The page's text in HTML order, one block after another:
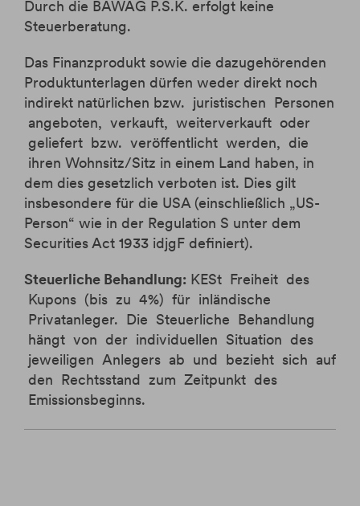
Durch die BAWAG P.S.K. erfolgt keine
Steuerberatung.
Das Finanzprodukt sowie die dazugehörenden
Produktunterlagen dürfen weder direkt noch
indirekt natürlichen bzw. juristischen Personen
angeboten, verkauft, weiterverkauft oder
geliefert bzw. veröffentlicht werden, die
ihren Wohnsitz/Sitz in einem Land haben, in
dem dies gesetzlich verboten ist. Dies gilt
insbesondere für die USA (einschließlich „US­
Person“ wie in der Regulation S unter dem
Securities Act 1933 idjgF definiert).
Steuerliche Behandlung: KESt Freiheit des
Kupons (bis zu 4%) für inländische
Privatanleger. Die Steuerliche Behandlung
hängt von der individuellen Situation des
jeweiligen Anlegers ab und bezieht sich auf
den Rechtsstand zum Zeitpunkt des
Emissionsbeginns.